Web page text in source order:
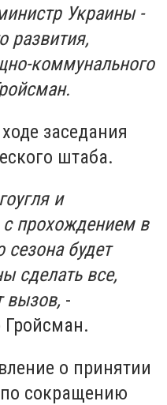
Украины -
развития,
коммунального
заседания
штаба.
и
с прохождением в
сезона будет
сделать все,
вызов, -
о принятии
сокращению